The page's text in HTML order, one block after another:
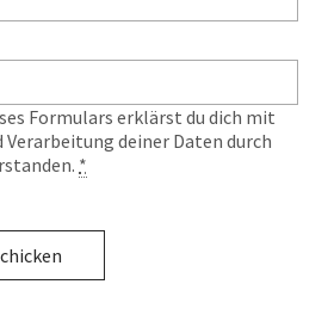
Formulars erklärst du dich mit
Verarbeitung deiner Daten durch
*